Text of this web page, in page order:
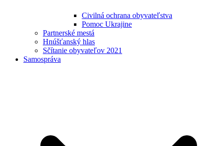
Civilná ochrana obyvateľstva
Pomoc Ukrajine
Partnerské mestá
Hnúšťanský hlas
Sčítanie obyvateľov 2021
Samospráva